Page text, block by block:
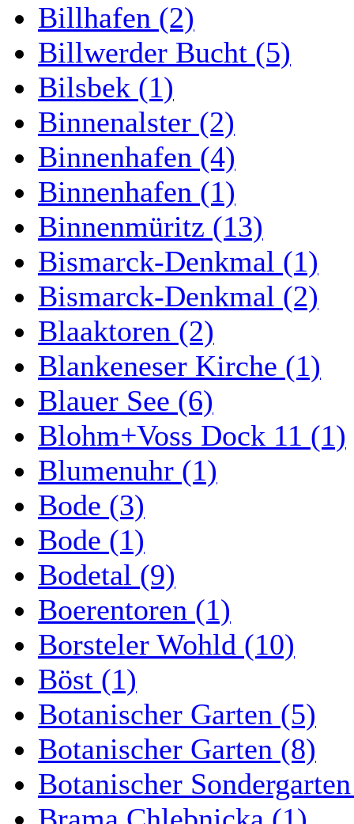
Billhafen (2)
Billwerder Bucht (5)
Bilsbek (1)
Binnenalster (2)
Binnenhafen (4)
Binnenhafen (1)
Binnenmüritz (13)
Bismarck-Denkmal (1)
Bismarck-Denkmal (2)
Blaaktoren (2)
Blankeneser Kirche (1)
Blauer See (6)
Blohm+Voss Dock 11 (1)
Blumenuhr (1)
Bode (3)
Bode (1)
Bodetal (9)
Boerentoren (1)
Borsteler Wohld (10)
Böst (1)
Botanischer Garten (5)
Botanischer Garten (8)
Botanischer